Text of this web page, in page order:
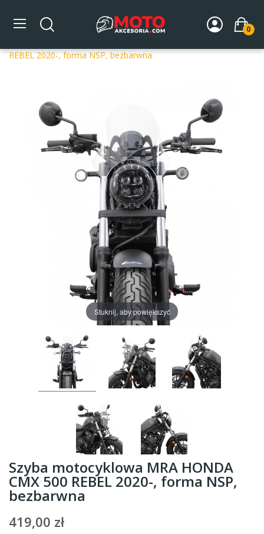
0
Strona główna DLA MOTOCYKLA Szyby
Szyby
REBEL 2020-, forma NSP, bezbarwna
Stuknij, aby powiększyć
Szyba motocyklowa MRA HONDA
CMX 500 REBEL 2020-, forma NSP,
bezbarwna
419,00 zł